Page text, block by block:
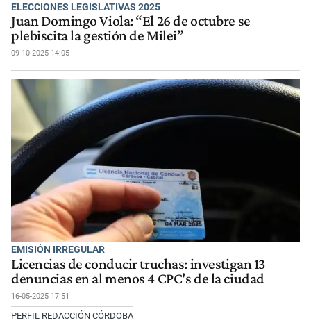
ELECCIONES LEGISLATIVAS 2025
Juan Domingo Viola: “El 26 de octubre se
plebiscita la gestión de Milei”
09-10-2025 14:05
EMISIÓN IRREGULAR
Licencias de conducir truchas: investigan 13
denuncias en al menos 4 CPC's de la ciudad
16-05-2025 17:51
PERFIL REDACCIÓN CÓRDOBA